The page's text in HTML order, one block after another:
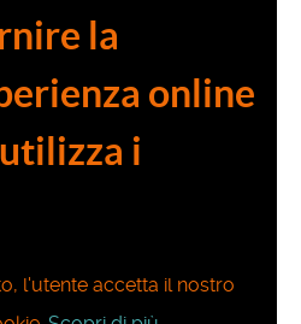
la
online
i
l'utente accetta il nostro